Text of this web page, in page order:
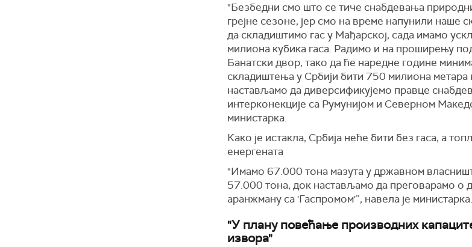
"Безбедни смо што се тиче снабдевања
грејне сезоне, јер смо на време напунили наше
да складиштимо гас у Мађарској, сада имамо
милиона кубика гаса. Радимо и на проширењу
Банатски двор, тако да ће наредне године
складиштења у Србији бити 750 милиона метара
настављамо да диверсификујемо правце
интерконекције са Румунијом и Северном
министарка.
Како је истакла, Србија неће бити без гаса, а
енергената
"Имамо 67.000 тона мазута у државном
57.000 тона, док настављамо да преговарамо о
аранжману са 'Гаспромом'”, навела је министарка.
"У плану повећање производних
извора"